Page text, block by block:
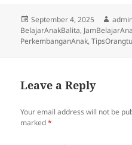
Posted
on
September 4, 2025
BelajarAnakBalita,
PerkembanganAnak,
Leave a Reply
Your email address will not be
marked*